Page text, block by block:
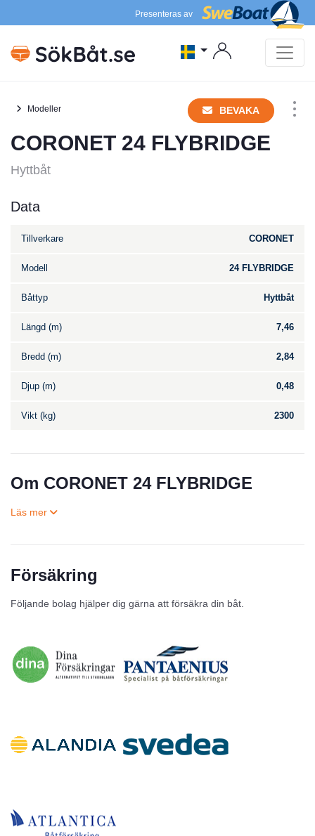
Presenteras av
Modeller BEVAKA
CORONET 24 FLYBRIDGE
Hyttbåt
Data
Tillverkare CORONET
Modell 24 FLYBRIDGE
Båttyp Hyttbåt
Längd (m) 7,46
Bredd (m) 2,84
Djup (m) 0,48
Vikt (kg) 2300
Om CORONET 24 FLYBRIDGE
Försäkring
Följande bolag hjälper dig gärna att försäkra din båt.